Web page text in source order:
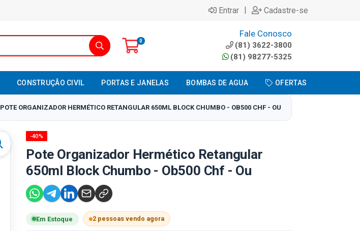
Entrar | Cadastre-se
0
Fale Conosco
(81) 3622-3800
(81) 98277-5325
CONSTRUÇÃO CIVIL PORTAS E JANELAS BOMBAS DE AGUA OFERTAS
POTE ORGANIZADOR HERMÉTICO RETANGULAR 650ML BLOCK CHUMBO - OB500 CHF - OU
-40%
Pote Organizador Hermético Retangular
650ml Block Chumbo - Ob500 Chf - Ou
Em Estoque 2 pessoas vendo agora